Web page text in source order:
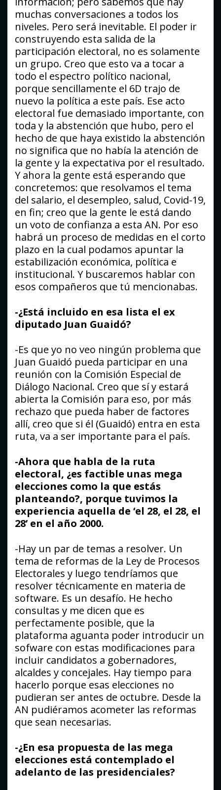
muchas conversaciones a todos los
niveles. Pero será inevitable. El poder ir
construyendo esta salida de la
participación electoral, no es solamente
un grupo. Creo que esto va a tocar a
todo el espectro político nacional,
porque sencillamente el 6D trajo de
nuevo la política a este país. Ese acto
electoral fue demasiado importante, con
toda y la abstención que hubo, pero el
hecho de que haya existido la abstención
no significa que no había la atención de
la gente y la expectativa por el resultado.
Y ahora la gente está esperando que
concretemos: que resolvamos el tema
del salario, el desempleo, salud, Covid-19,
en fin; creo que la gente le está dando
un voto de confianza a esta AN. Por eso
habrá un proceso de medidas en el corto
plazo en la cual podamos apuntar la
estabilización económica, política e
institucional. Y buscaremos hablar con
esos compañeros que tú mencionabas.
-¿Está incluido en esa lista el ex
diputado Juan Guaidó?
-Es que yo no veo ningún problema que
Juan Guaidó pueda participar en una
reunión con la Comisión Especial de
Diálogo Nacional. Creo que sí y estará
abierta la Comisión para eso, por más
rechazo que pueda haber de factores
allí, creo que si él (Guaidó) entra en esta
ruta, va a ser importante para el país.
-Ahora que habla de la ruta
electoral, ¿es factible unas mega
elecciones como la que estás
planteando?, porque tuvimos la
experiencia aquella de ‘el 28, el 28, el
28’ en el año 2000.
-Hay un par de temas a resolver. Un
tema de reformas de la Ley de Procesos
Electorales y luego tendríamos que
resolver técnicamente en materia de
software. Es un desafío. He hecho
consultas y me dicen que es
perfectamente posible, que la
plataforma aguanta poder introducir un
sofware con estas modificaciones para
incluir candidatos a gobernadores,
alcaldes y concejales. Hay tiempo para
hacerlo porque esas elecciones no
pudieran ser antes de octubre. Desde la
AN pudiéramos acometer las reformas
que sean necesarias.
-¿En esa propuesta de las mega
elecciones está contemplado el
adelanto de las presidenciales?